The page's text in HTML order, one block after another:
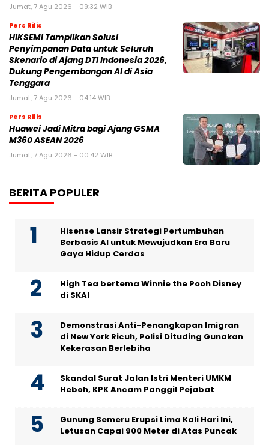
Jumat, 7 Agu 2026 - 09:32 WIB
Pers Rilis
HIKSEMI Tampilkan Solusi
Penyimpanan Data untuk Seluruh
Skenario di Ajang DTI Indonesia 2026,
Dukung Pengembangan AI di Asia
Tenggara
Jumat, 7 Agu 2026 - 04:14 WIB
Pers Rilis
Huawei Jadi Mitra bagi Ajang GSMA
M360 ASEAN 2026
Jumat, 7 Agu 2026 - 00:42 WIB
BERITA POPULER
Hisense Lansir Strategi Pertumbuhan
Berbasis AI untuk Mewujudkan Era Baru
Gaya Hidup Cerdas
High Tea bertema Winnie the Pooh Disney
di SKAI
Demonstrasi Anti-Penangkapan Imigran
di New York Ricuh, Polisi Dituding Gunakan
Kekerasan Berlebiha
Skandal Surat Jalan Istri Menteri UMKM
Heboh, KPK Ancam Panggil Pejabat
Gunung Semeru Erupsi Lima Kali Hari Ini,
Letusan Capai 900 Meter di Atas Puncak